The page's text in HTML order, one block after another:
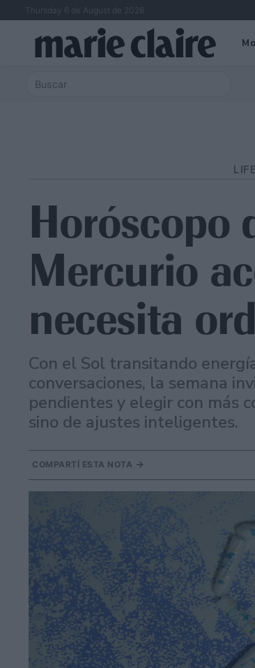
Thursday 6 de August de 2026
Horóscopo
Mercurio
necesita
Con el Sol transitando
conversaciones, la semana
pendientes y elegir con más
sino de ajustes inteligentes.
COMPARTÍ ESTA NOTA